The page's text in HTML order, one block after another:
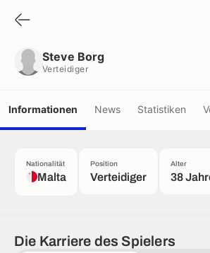
Steve Borg
Verteidiger
Informationen News Statistiken
Nationalität
Malta
Position
Verteidiger
Alter
38
Die Karriere des Spielers